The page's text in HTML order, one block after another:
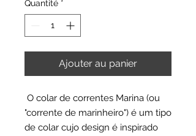
Quantité *
Ajouter au panier
O colar de correntes Marina (ou
"corrente de marinheiro") é um tipo
de colar cujo design é inspirado